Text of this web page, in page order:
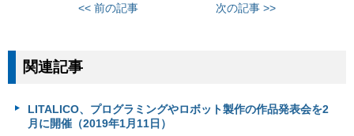
<< 前の記事 次の記事 >>
関連記事
LITALICO、プログラミングやロボット製作の作品発表会を2
月に開催（2019年1月11日）